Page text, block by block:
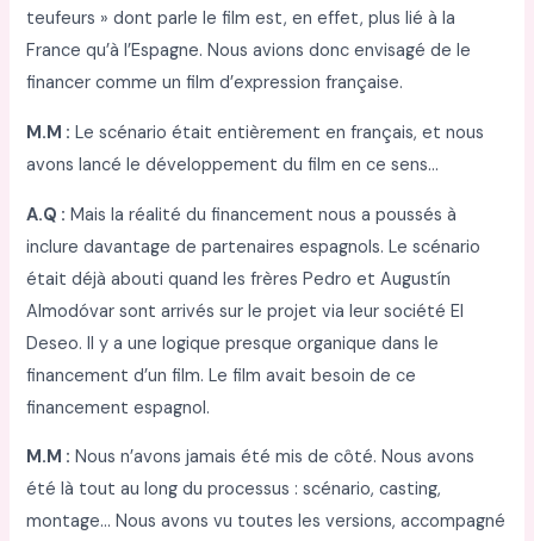
teufeurs » dont parle le film est, en effet, plus lié à la
France qu’à l’Espagne. Nous avions donc envisagé de le
financer comme un film d’expression française.
M.M : Le scénario était entièrement en français, et nous
avons lancé le développement du film en ce sens…
A.Q : Mais la réalité du financement nous a poussés à
inclure davantage de partenaires espagnols. Le scénario
était déjà abouti quand les frères Pedro et Augustín
Almodóvar sont arrivés sur le projet via leur société El
Deseo. Il y a une logique presque organique dans le
financement d’un film. Le film avait besoin de ce
financement espagnol.
M.M : Nous n’avons jamais été mis de côté. Nous avons
été là tout au long du processus : scénario, casting,
montage… Nous avons vu toutes les versions, accompagné